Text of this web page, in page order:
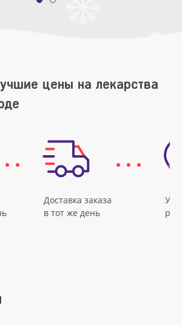
цены на лекарства
Доставка заказа
в тот же день